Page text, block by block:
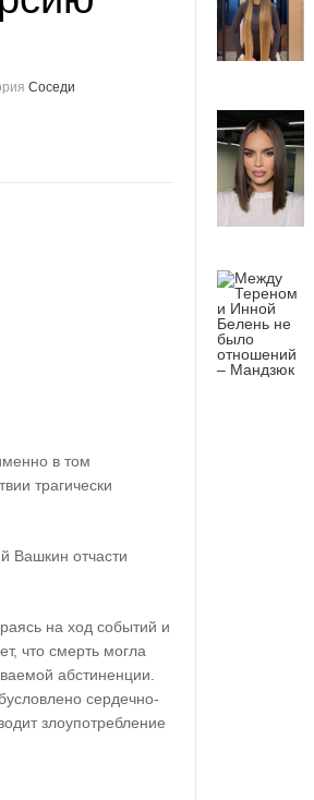
Соседи
в том
трагически
Вашкин отчасти
на ход событий и
что смерть могла
абстиненции.
сердечно-
злоупотребление